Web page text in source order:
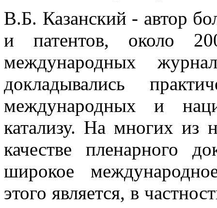
В.Б. Казанский - автор
и патентов, около
международных
докладывались
международных и
катализу. На многих из
качестве пленарного
широкое
этого является, в